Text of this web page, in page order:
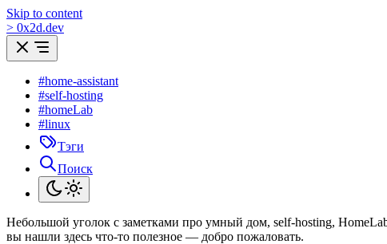
Skip to content
> 0x2d.dev
#home-assistant
#self-hosting
#homeLab
#linux
Тэги
Поиск
Небольшой уголок с заметками про умный дом, self-hosting,
вы нашли здесь что-то полезное — добро пожаловать.